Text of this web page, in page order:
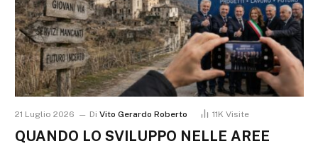
21 Luglio 2026 Di Vito Gerardo Roberto 11K Visite
QUANDO LO SVILUPPO NELLE AREE